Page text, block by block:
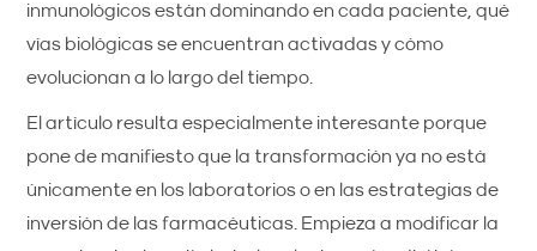
inmunológicos están dominando en cada paciente, qué
vías biológicas se encuentran activadas y cómo
evolucionan a lo largo del tiempo.
El artículo resulta especialmente interesante porque
pone de manifiesto que la transformación ya no está
únicamente en los laboratorios o en las estrategias de
inversión de las farmacéuticas. Empieza a modificar la